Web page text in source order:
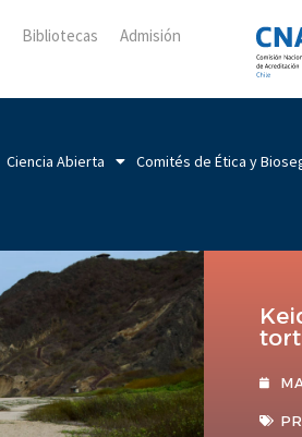
Bibliotecas Admisión
Ciencia Abierta Comités de Ética y